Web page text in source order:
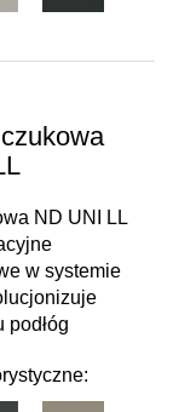
ND UNI LL
w systemie
podłóg